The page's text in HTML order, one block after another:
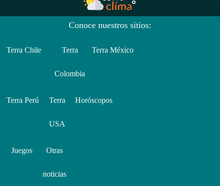
Conoce nuestros sitios:
Terra Chile Terra
Colombia
Terra México
Terra Perú Terra
USA
Horóscopos
Juegos Otras
noticias